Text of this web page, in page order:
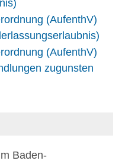
(AufenthV)
(AufenthV)
zugunsten
Baden-